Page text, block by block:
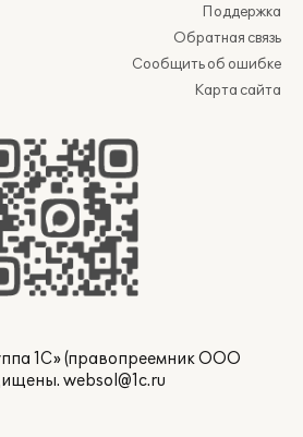
Поддержка
Обратная связь
Сообщить об ошибке
Карта сайта
1С» (правопреемник ООО
websol@1c.ru